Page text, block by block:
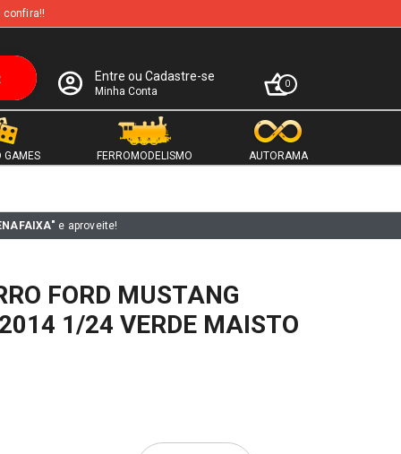
confira!!
Entre ou Cadastre-se
Minha Conta
0
GAMES FERROMODELISMO AUTORAMA
e aproveite!
FORD MUSTANG
1/24 VERDE MAISTO